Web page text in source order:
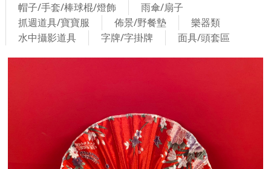
帽子/手套/棒球棍/燈飾
雨傘/扇子
抓週道具/寶寶服
佈景/野餐墊
樂器類
水中攝影道具
字牌/字掛牌 面具/頭套區